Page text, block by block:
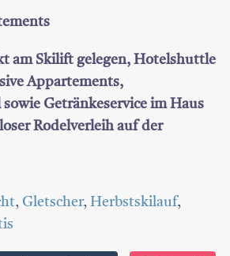
am Skilift gelegen, Hotelshuttle
Appartements,
Getränkeservice im Haus
Rodelverleih auf der
, Gletscher, Herbstskilauf,